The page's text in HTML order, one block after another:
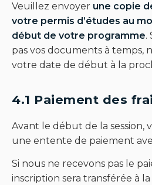
Veuillez envoyer une copie
votre permis d’études au
début de votre programme.
pas vos documents à temps,
votre date de début à la
4.1 Paiement des
Avant le début de la session,
une entente de paiement
Si nous ne recevons pas le
inscription sera transférée à la